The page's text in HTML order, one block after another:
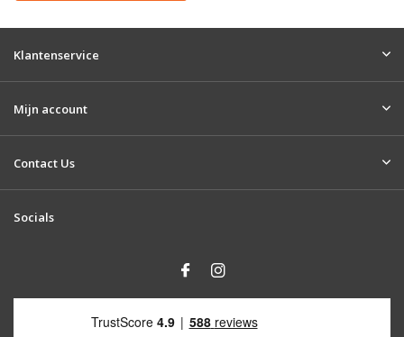
Klantenservice
Mijn account
Contact Us
Socials